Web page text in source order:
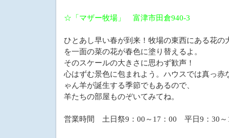
☆「マザー牧場」 富津市田倉940-3
ひとあし早い春が到来！牧場の東西にある花の
を一面の菜の花が春色に塗り替えるよ。
そのスケールの大きさに思わず歓声！
心はずむ景色に包まれよう。ハウスでは真っ赤
ゃん羊が誕生する季節でもあるので、
羊たちの部屋ものぞいてみてね。
営業時間 土日祭9：00～17：00 平日9：30～